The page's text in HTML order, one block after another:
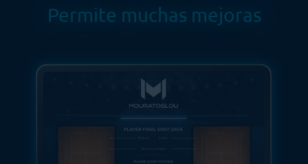
Permite muchas mejoras